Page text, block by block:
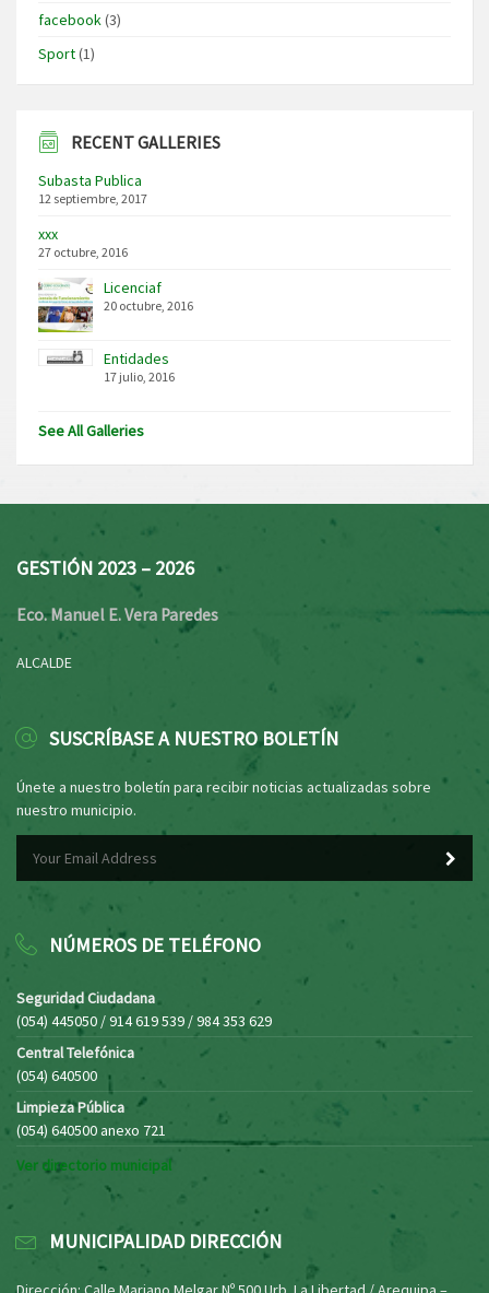
facebook(3)
Sport(1)
RECENT GALLERIES
Subasta Publica
12 septiembre, 2017
xxx
27 octubre, 2016
Licenciaf
20 octubre, 2016
Entidades
17 julio, 2016
See All Galleries
GESTIÓN 2023 – 2026
Eco. Manuel E. Vera Paredes
ALCALDE
SUSCRÍBASE A NUESTRO BOLETÍN
Únete a nuestro boletín para recibir noticias actualizadas sobre
nuestro municipio.
NÚMEROS DE TELÉFONO
Seguridad Ciudadana
(054) 445050 / 914 619 539 / 984 353 629
Central Telefónica
(054) 640500
Limpieza Pública
(054) 640500 anexo 721
Ver directorio municipal
MUNICIPALIDAD DIRECCIÓN